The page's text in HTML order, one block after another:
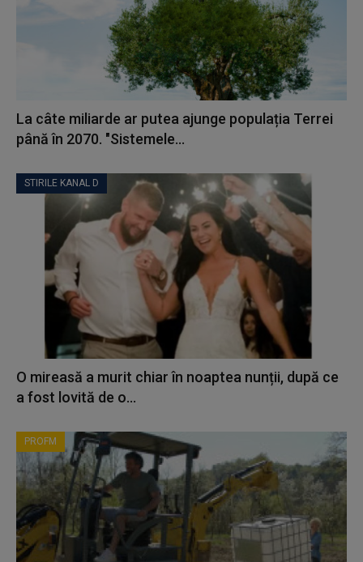
La câte miliarde ar putea ajunge populația Terrei
până în 2070. "Sistemele...
STIRILE KANAL D
O mireasă a murit chiar în noaptea nunții, după ce
a fost lovită de o...
PROFM